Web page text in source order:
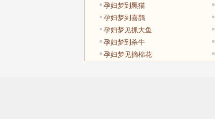
孕妇梦到黑猫
孕妇梦到喜鹊
孕妇梦见抓大鱼
孕妇梦到杀牛
孕妇梦见摘棉花